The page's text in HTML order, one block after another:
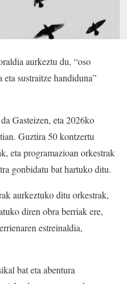
aurkeztu du, “oso
eta sustraitze handiduna”
Gasteizen, eta 2026ko
Guztira 50 kontzertu
eta programazioan orkestrak
gonbidatu bat hartuko ditu.
aurkeztuko ditu orkestrak,
diren obra berriak ere,
estreinaldia,
bat eta abentura